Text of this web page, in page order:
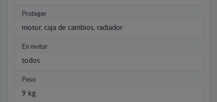
Proteger
motor, caja de cambios, radiador
En motor
todos
Peso
9 kg